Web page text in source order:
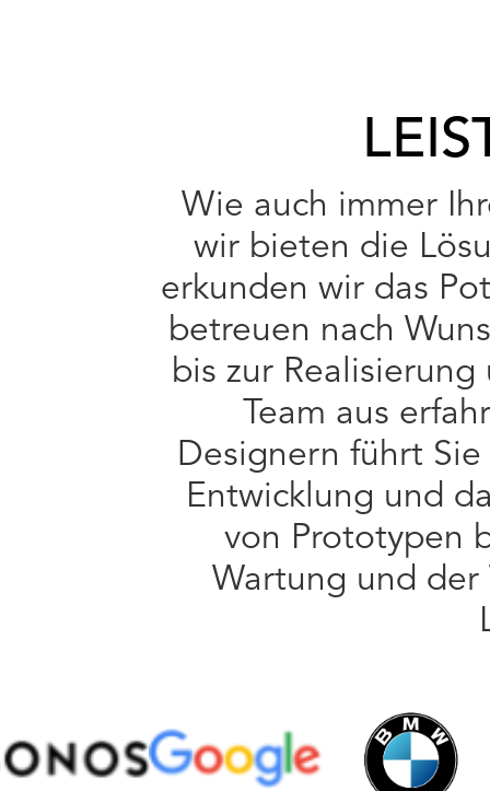
Wie auch immer
wir bieten die
erkunden wir das
betreuen nach
bis zur
Team aus
Designern führt
Entwicklung und
von Prototypen
Wartung und